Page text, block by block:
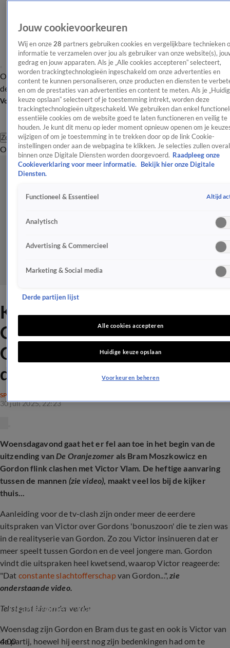
OverzichtAfleveringen Entertainment TV Algemeen
Tip
de redactieNieuwsbrief
Volg Shownieuws
Zoeken
OverzichtEntertainmentSpraakmakendRealityCrimeVideo's
Kijkers smullen van
Oranjezomer-clash Bram,
Gordon en Victor: 'Heerlijk
dit'
SPRAAKMAKEND
30 juli 2025, 22:23
Woensdagavond gaat het er fel aan toe in het begin van de
uitzending vanDe Oranjezomer als Bram Moszkowicz en
Gordon flink clashen met Victor Vlam. De heftige aanvaring
tussen de mannen (zie video), maakt veel los bij de kijker
thuis...
Aanleiding voor de tv-clash zijn onder meer de eerdere
uitspraken van Victor over Gordons 'bonuszoon' die te zien was
in de realityserie van Gordon. Zo zou Victor insinueren dat er
meer speelt tussen Gordon en de veel jongere man. Gordon
vindt die uitspraken heel kwetsend, waarop Victor reageerde:
"Dat constante slachtofferschapvan Gordon...",zie
onderstaande video.
Tekst gaat hieronder verder
4:00
Oranjezomer: ’Dat constante
Woensdag zijn Gordon en Bram dus te gast en ook is Victor van
de partij, hoewel hij eerst nog zijn bedenkingen had om te
Jouw cookievoorkeuren
Wij en onze 28 partners gebruiken cookies en vergelijkbare technieken
informatie te verzamelen over jou als gebruiker van onze website(s),
gedrag en jouw apparaten. Als je „Alle cookies accepteren” selecteert,
worden trackingtechnologieën ingeschakeld om onze advertenties en
content te kunnen personaliseren, onze producten en diensten te
en om de prestaties van advertenties en content te meten. Als je
keuze opslaan” selecteert of je toestemming intrekt, worden deze
trackingtechnologieën uitgeschakeld. We gebruiken dan enkel
essentiële cookies om de website goed te laten functioneren en veilig te
houden. Je kunt dit menu op ieder moment opnieuw openen om je
wijzigen of om je toestemming in te trekken door op de link Cookie-
instellingen onder aan de webpagina te klikken. Je selecties zullen overal
binnen onze Digitale Diensten worden doorgevoerd. Raadpleeg onze
Cookieverklaring voor meer informatie.
Bekijk hier onze Digitale
Diensten.
Functioneel & Essentieel Altijd
Analytisch
Advertising & Commercieel
Marketing & Social media
Derde partijen lijst
Alle cookies accepteren
Huidige keuze opslaan
Voorkeuren beheren